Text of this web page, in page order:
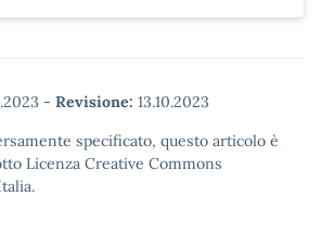
- Revisione: 13.10.2023
specificato, questo articolo è
Licenza Creative Commons